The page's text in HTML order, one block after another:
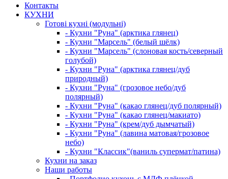
Контакты
КУХНИ
Готові кухні (модульні)
- Кухни "Руна" (арктика глянец)
- Кухни "Марсель" (белый шёлк)
- Кухни "Марсель" (слоновая кость/северный
голубой)
- Кухни "Руна" (арктика глянец/дуб
природный)
- Кухни "Руна" (грозовое небо/дуб
полярный)
- Кухни "Руна" (какао глянец/дуб полярный)
- Кухни "Руна" (какао глянец/макиато)
- Кухни "Руна" (крем/дуб дымчатый)
- Кухни "Руна" (лавина матовая/грозовое
небо)
- Кухни "Классик"(ваниль супермат/патина)
Кухни на заказ
Наши работы